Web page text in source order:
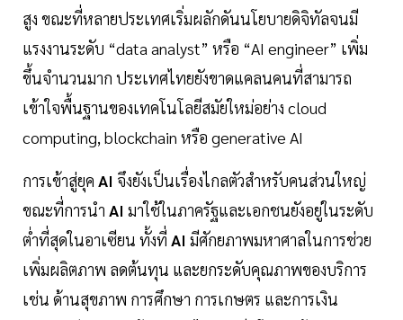
สูง ขณะที่หลายประเทศเริ่มผลักดันนโยบายดิจิทัลจนมี
แรงงานระดับ “data analyst” หรือ “AI engineer” เพิ่ม
ขึ้นจำนวนมาก ประเทศไทยยังขาดแคลนคนที่สามารถ
เข้าใจพื้นฐานของเทคโนโลยีสมัยใหม่อย่าง cloud
computing, blockchain หรือ generative AI
การเข้าสู่ยุค AI จึงยังเป็นเรื่องไกลตัวสำหรับคนส่วนใหญ่
ขณะที่การนำ AI มาใช้ในภาครัฐและเอกชนยังอยู่ในระดับ
ต่ำที่สุดในอาเซียน ทั้งที่ AI มีศักยภาพมหาศาลในการช่วย
เพิ่มผลิตภาพ ลดต้นทุน และยกระดับคุณภาพของบริการ
เช่น ด้านสุขภาพ การศึกษา การเกษตร และการเงิน